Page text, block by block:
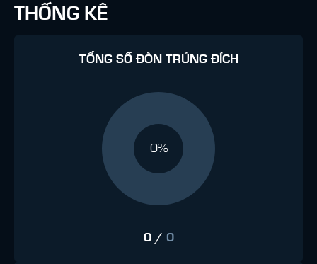
THỐNG KÊ
TỔNG SỐ ĐÒN TRÚNG ĐÍCH
0%
0/ 0